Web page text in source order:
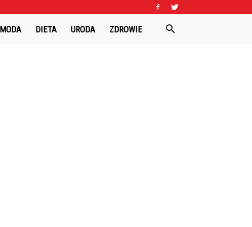
MODA DIETA URODA ZDROWIE